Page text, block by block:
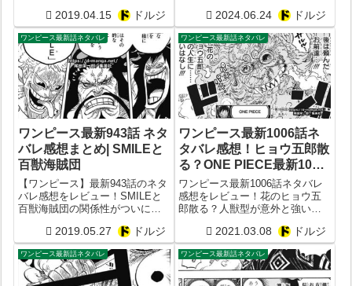
2019.04.15 ドルジ 2024.06.24 ドルジ
ワンピース最新話ネタバレ
ワンピース最新943話 ネタ
バレ感想まとめ| SMILEと
百獣海賊団
【ワンピース】最新943話のネタ
バレ感想をレビュー！SMILEと
百獣海賊団の関係性がついに判
ぶりにタッグを！？
2019.05.27 ドルジ
ワンピース最新話ネタバレ
ワンピース最新1006話ネ
タバレ感想！ヒョウ五郎散
る？ONE PIECE最新1007
話予想
ワンピース最新1006話ネタバレ
感想をレビュー！花のヒョウ五
郎散る？人獣型が意外と強い？
2021.03.08 ドルジ
ワンピース最新話ネタバレ ワンピース最新話ネタバレ